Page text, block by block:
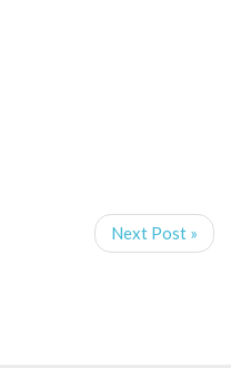
Next Post »